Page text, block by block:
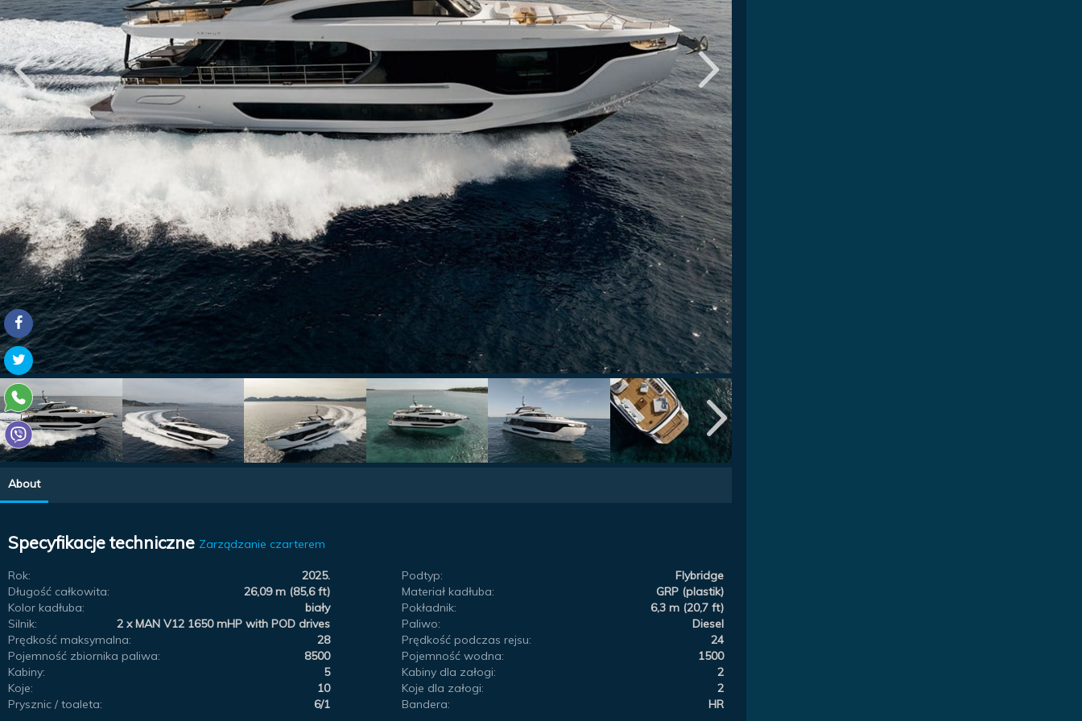
About
Specyfikacje techniczne Zarządzanie czarterem
Rok: 2025. Podtyp:
Flybridge
Długość całkowita:
26,09 m (85,6 ft) Materiał kadłuba:
GRP (plastik)
Kolor kadłuba:
biały Pokładnik:
6,3 m (20,7 ft)
Silnik:
2 x MAN V12 1650 mHP with POD drives Paliwo:
Diesel
Prędkość maksymalna:
28 Prędkość podczas rejsu:
24
Pojemność zbiornika paliwa:
8500 Pojemność wodna:
1500
Kabiny:
5 Kabiny dla załogi:
2
Koje:
10 Koje dla załogi:
2
Prysznic / toaleta:
6/1 Bandera: HR